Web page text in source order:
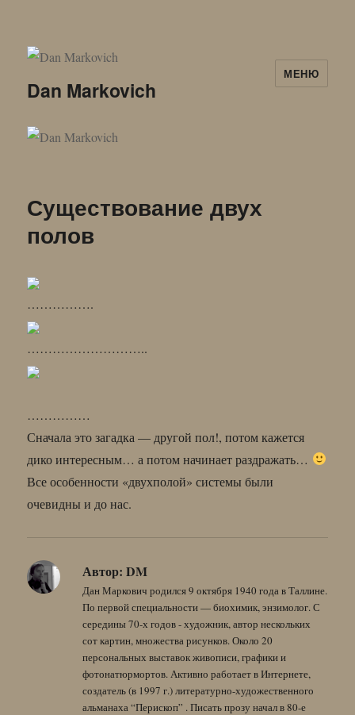
Dan Markovich
МЕНЮ
Существование двух
полов
…………….
………………………..
……………
Сначала это загадка — другой пол!, потом кажется
дико интересным… а потом начинает раздражать…
Все особенности «двухполой» системы были
очевидны и до нас.
Автор: DM
Дан Маркович родился 9 октября 1940 года в Таллине.
По первой специальности — биохимик, энзимолог. С
середины 70-х годов - художник, автор нескольких
сот картин, множества рисунков. Около 20
персональных выставок живописи, графики и
фотонатюрмортов. Активно работает в Интернете,
создатель (в 1997 г.) литературно-художественного
альманаха “Перископ” . Писать прозу начал в 80-е